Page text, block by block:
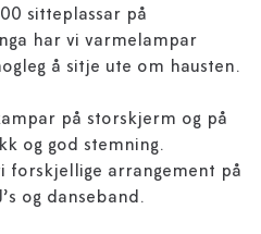
sitteplassar på
har vi varmelampar
å sitje ute om hausten.
på storskjerm og på
og god stemning.
forskjellige arrangement på
og danseband.